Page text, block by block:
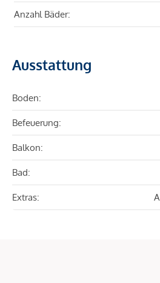
Anzahl Bäder:
Ausstattung
Boden:
Befeuerung:
Balkon:
Bad:
Extras: